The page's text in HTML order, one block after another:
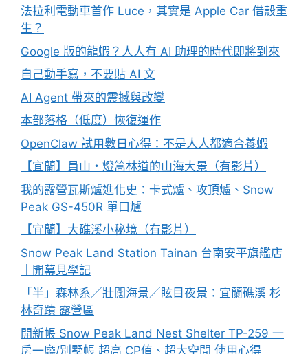
法拉利電動車首作 Luce，其實是 Apple Car 借殼重
生？
Google 版的龍蝦？人人有 AI 助理的時代即將到來
自己動手寫，不要貼 AI 文
AI Agent 帶來的震撼與改變
本部落格（低度）恢復運作
OpenClaw 試用數日心得：不是人人都適合養蝦
【宜蘭】員山・燈篙林道的山海大景（有影片）
我的露營瓦斯爐進化史：卡式爐、攻頂爐、Snow
Peak GS-450R 單口爐
【宜蘭】大礁溪小秘境（有影片）
Snow Peak Land Station Tainan 台南安平旗艦店
｜開幕見學記
「半」森林系／壯闊海景／眩目夜景：宜蘭礁溪 杉
林奇蹟 露營區
開新帳 Snow Peak Land Nest Shelter TP-259 一
房一廳/別墅帳 超高 CP值、超大空間 使用心得